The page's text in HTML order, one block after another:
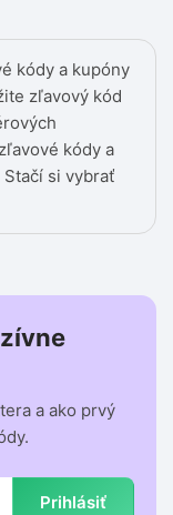
kódy a kupóny
zľavový kód
kódy a
si vybrať
a ako prvý
Prihlásiť